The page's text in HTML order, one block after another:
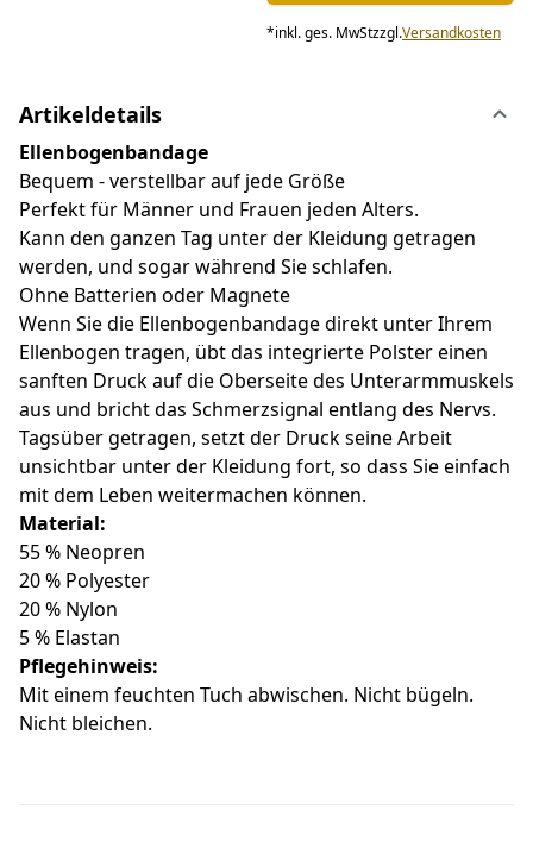
*inkl. ges. MwStzzgl.Versandkosten
Artikeldetails
Ellenbogenbandage
Bequem - verstellbar auf jede Größe
Perfekt für Männer und Frauen jeden Alters.
Kann den ganzen Tag unter der Kleidung getragen
werden, und sogar während Sie schlafen.
Ohne Batterien oder Magnete
Wenn Sie die Ellenbogenbandage direkt unter Ihrem
Ellenbogen tragen, übt das integrierte Polster einen
sanften Druck auf die Oberseite des Unterarmmuskels
aus und bricht das Schmerzsignal entlang des Nervs.
Tagsüber getragen, setzt der Druck seine Arbeit
unsichtbar unter der Kleidung fort, so dass Sie einfach
mit dem Leben weitermachen können.
Material:
55 % Neopren
20 % Polyester
20 % Nylon
5 % Elastan
Pflegehinweis:
Mit einem feuchten Tuch abwischen. Nicht bügeln.
Nicht bleichen.